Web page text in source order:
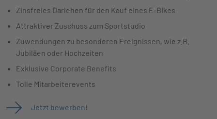
Zinsfreies Darlehen für den Kauf eines E-Bikes
Attraktiver Zuschuss zum Sportstudio
Zuwendungen zu besonderen Ereignissen, wie z.B.
Jubiläen oder Hochzeiten
Exklusive Corporate Benefits
Tolle Mitarbeiterevents
Jetzt bewerben!